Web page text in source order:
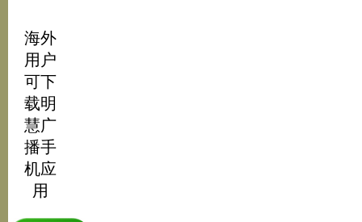
海外
用户
可下
载明
慧广
播手
机应
用